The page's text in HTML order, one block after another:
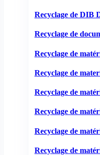
Recyclage de DIB
Recyclage de
Recyclage de
Recyclage de
Recyclage de
Recyclage de
Recyclage de
Recyclage de